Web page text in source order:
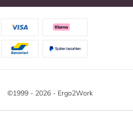
©1999 - 2026 - Ergo2Work